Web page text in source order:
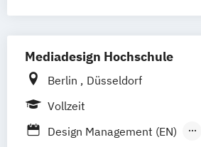
Internationales Marketing und
Medienmanagement (DE/EN)
Journalismus und
Unternehmenskommunikation
Mediadesign Hochschule
Berlin
Düsseldorf
Vollzeit
Design Management (EN)